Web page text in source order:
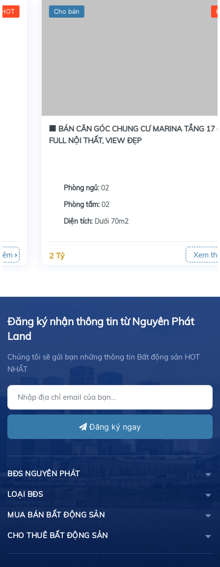
🏢 BÁN CĂN GÓC CHUNG CƯ MARINA TẦNG 17 –
FULL NỘI THẤT, VIEW ĐẸP
Phòng ngủ:02
Phòng tắm:02
Dưới 70m2
2 Tỷ Xem thêm
Đăng ký nhận thông tin từ Nguyên Phát
Land
Chúng tôi sẽ gửi bạn những thông tin Bất động sản HOT
NHẤT
Đăng ký ngay
BĐS NGUYÊN PHÁT
LOẠI BĐS
MUA BÁN BẤT ĐỘNG SẢN
CHO THUÊ BẤT ĐỘNG SẢN